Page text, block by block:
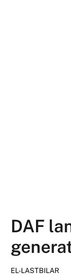
DAF
EL-LASTBILAR